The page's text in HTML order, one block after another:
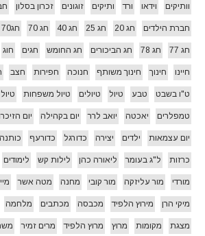
וותיקים וידאו ורד ותיקים זוגונים זכרון בסלון
חברת הילדים חג 20 חג 25 חג 40 חג 70 חג70
חג 77 חג 78 חג הביכורים חג החומש חגים חוג
חיינו חינוך חינוך משותף חנוכה חפירות חצב
ט"ו בשבט טבע טיול טיולים טיול משפחות
טמפלרים יאכטה יואב לרר יום בקהילה יום
יום עצמאות ילדים יצירה כדורגל כדורעף כותנה
כרזות ל"ג בעומר ליאורה כהן לילות קש לימודים
מורדי מור עליזקה מור קובי מחנה מטה אשר
מיקי הרן מירוץ הלפיד מכבסה מכתבים מלחמה
מצגת מקומות מרוץ מרוץ הלפיד מרים זמיר